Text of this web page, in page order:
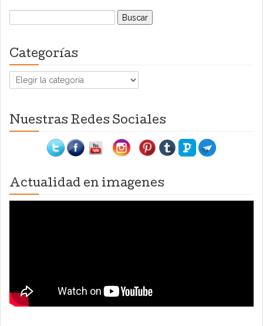
Buscar:
Categorías
Categorías
Nuestras Redes Sociales
Actualidad en imagenes